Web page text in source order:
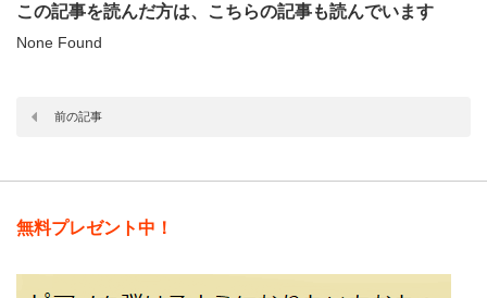
この記事を読んだ方は、こちらの記事も読んでいます
None Found
前の記事
無料プレゼント中！